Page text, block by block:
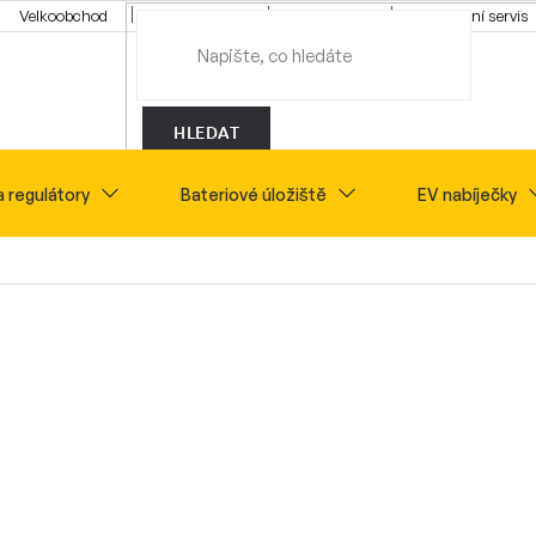
Velkoobchod Montážní servis
HLEDAT
regulátory Bateriové úložiště EV nabíječky
Sety Novinky